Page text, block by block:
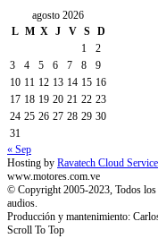
agosto 2026
L M X J V S
D
1
2
3
4 5 6 7 8
9
10 11 12 13 14 15 16
17 18 19 20 21 22 23
24 25 26 27 28 29 30
31
« Sep
Hosting by Ravatech Cloud
www.motores.com.ve
© Copyright 2005-2023, Todos los
audios.
Producción y mantenimiento:
Scroll To Top